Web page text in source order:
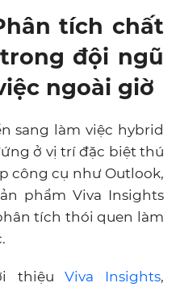
tích chất
đội ngũ
ngoài giờ
sang làm việc hybrid
ở vị trí đặc biệt thú
công cụ như Outlook,
phẩm Viva Insights
tích thói quen làm
thiệuViva Insights,